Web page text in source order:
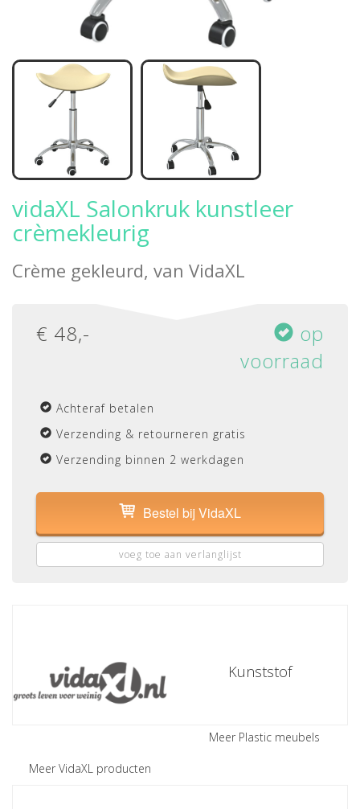
vidaXL Salonkruk kunstleer
crèmekleurig
Crème gekleurd, van VidaXL
€ 48,-
op
voorraad
Achteraf betalen
Verzending & retourneren gratis
Verzending binnen 2 werkdagen
Bestel bij VidaXL
voeg toe aan verlanglijst
Meer VidaXL producten
Kunststof
Meer Plastic meubels